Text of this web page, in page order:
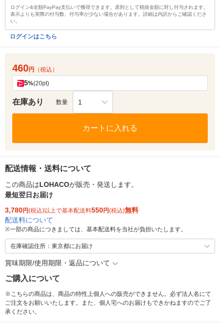
ログイン&全額PayPay支払いで獲得できます。原則として税抜金額に対し付与されます。
表示よりも実際の付与数、付与率が少ない場合があります。詳細は内訳からご確認くださ
い。
ログインはこちら
460円 （税込）
5%(20pt)
在庫あり 数量 1
カートに入れる
配送情報・送料について
この商品はLOHACOが販売・発送します。
最短翌日お届け
3,780円(税込)以上で基本配送料550円(税込)無料
配送料について
※一部の商品につきましては、基本配送料を当社が負担いたします。
在庫確認住所：東京都にお届け
賞味期限/使用期限・返品について
ご購入について
※こちらの商品は、商品の特性上個人への販売ができません。必ず法人名にて
ご注文をお願いいたします。また、個人宅へのお届けもできかねますのでご了
承ください。